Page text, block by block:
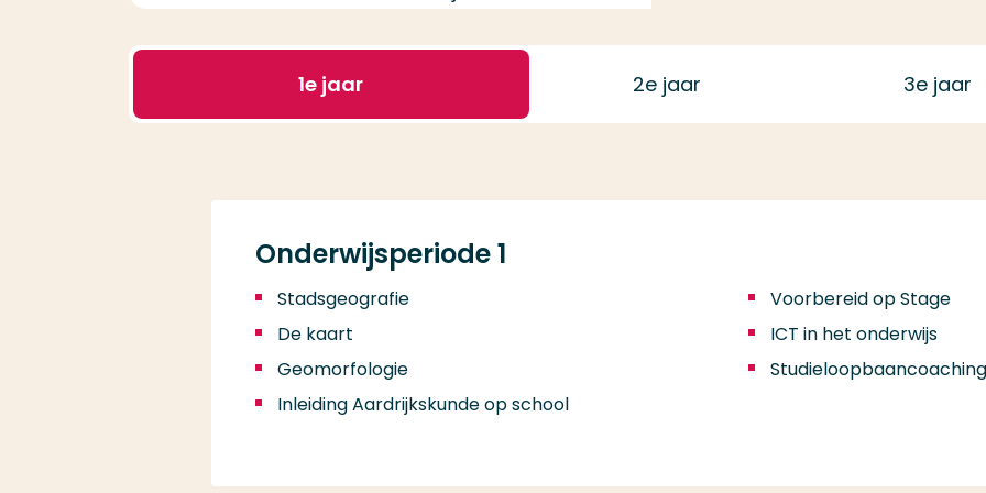
1e jaar 2e jaar 3e jaar
Onderwijsperiode 1
Stadsgeografie
De kaart
Geomorfologie
Inleiding Aardrijkskunde op school
Voorbereid op Stage
ICT in het onderwijs
Studieloopbaancoaching